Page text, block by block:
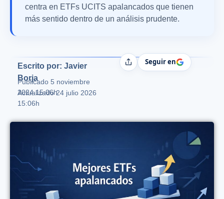
centra en ETFs UCITS apalancados que tienen
más sentido dentro de un análisis prudente.
Escrito por: Javier
Borja
Publicado 5 noviembre
2024 15:06h
Actualizado 24 julio 2026
15:06h
CompartirSeguir en